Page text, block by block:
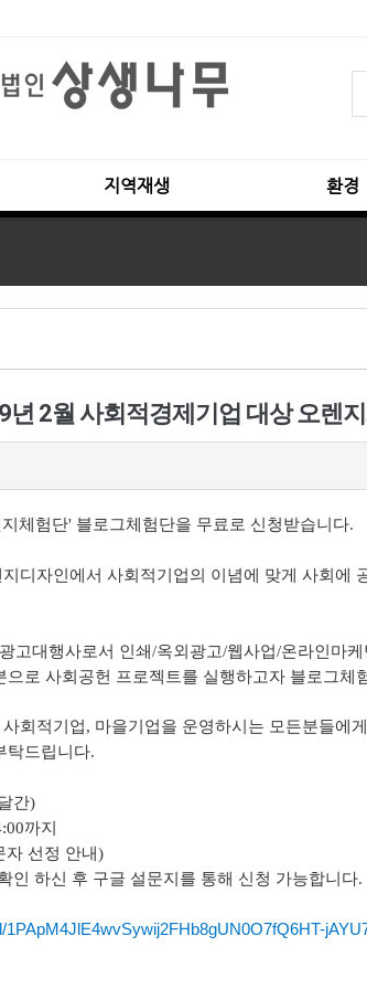
지역재생 환경
년 2월 사회적경제기업 대상 오렌
체험단' 블로그체험단을 무료로 신청받습니다.
디자인에서 사회적기업의 이념에 맞게 사회에
고대행사로서 인쇄/옥외광고/웹사업/온라인마
으로 사회공헌 프로젝트를 실행하고자 블로그체
회적기업, 마을기업을 운영하시는 모든분들에
탁드립니다.
간)
까지
자 선정 안내)
인 하신 후 구글 설문지를 통해 신청 가능합니다.